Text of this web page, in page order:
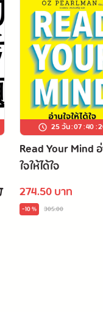
25 วัน:07:40:
Read Your Mind
ใจให้ได้ใจ
274.50 บาท
-10 % 305.00